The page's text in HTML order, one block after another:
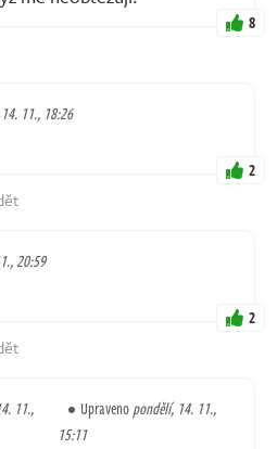
8
11., 18:26
2
20:59
2
11.,
Upravenopondělí, 14. 11.,
15:11